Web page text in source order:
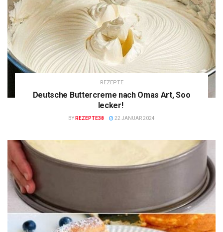
REZEPTE
Deutsche Buttercreme nach Omas Art, Soo
lecker!
BY REZEPTE38 22 JANUAR 2024